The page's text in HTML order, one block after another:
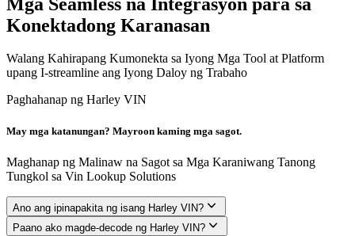
Konektadong Karanasan
Walang Kahirapang Kumonekta sa Iyong Mga Tool at Platform
upang I-streamline ang Iyong Daloy ng Trabaho
Paghahanap ng Harley VIN
May mga katanungan? Mayroon kaming mga sagot.
Maghanap ng Malinaw na Sagot sa Mga Karaniwang Tanong
Tungkol sa Vin Lookup Solutions
Ano ang ipinapakita ng isang Harley VIN?
Paano ako magde-decode ng Harley VIN?